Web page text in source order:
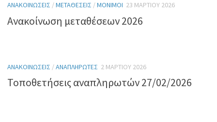
ΑΝΑΚΟΙΝΏΣΕΙΣ /ΜΕΤΑΘΈΣΕΙΣ /ΜΌΝΙΜΟΙ 23 ΜΑΡΤΊΟΥ 2026
Ανακοίνωση μεταθέσεων 2026
ΑΝΑΚΟΙΝΏΣΕΙΣ /ΑΝΑΠΛΗΡΩΤΈΣ 2 ΜΑΡΤΊΟΥ 2026
Τοποθετήσεις αναπληρωτών 27/02/2026